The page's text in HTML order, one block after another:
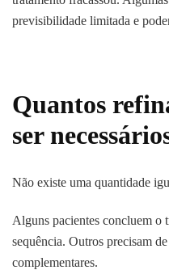
previsibilidade limitada e
Quantos
ser
Não existe uma quantidade
Alguns pacientes concluem o
sequência. Outros precisam
complementares.